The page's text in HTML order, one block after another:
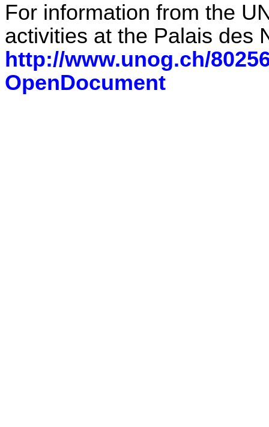
For information from the
activities at the Palais des
http://www.unog.ch/
OpenDocument